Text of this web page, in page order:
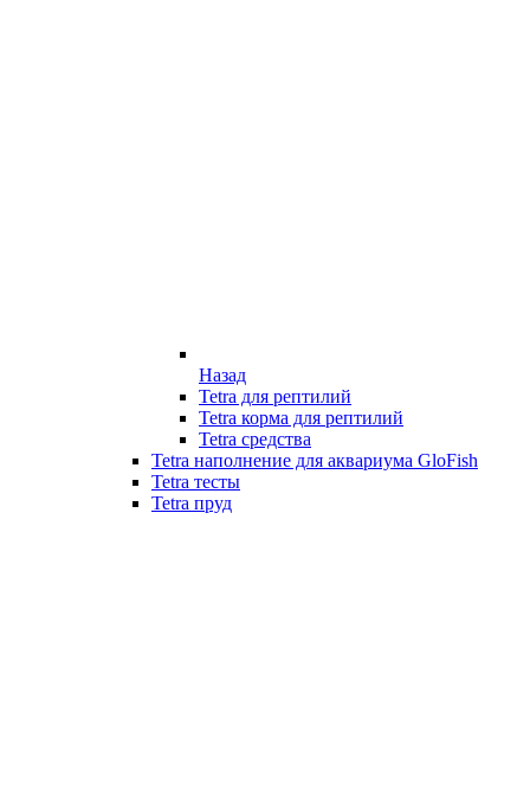
Назад
Tetra для рептилий
Tetra корма для рептилий
Tetra средства
Tetra наполнение для аквариума GloFish
Tetra тесты
Tetra пруд